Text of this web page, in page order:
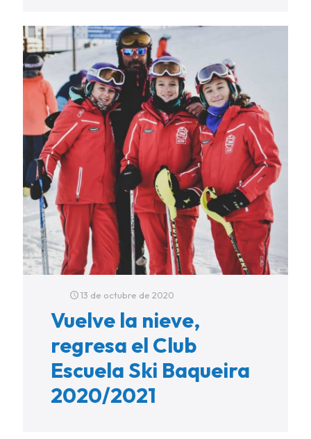
13 de octubre de 2020
Vuelve la nieve,
regresa el Club
Escuela Ski Baqueira
2020/2021